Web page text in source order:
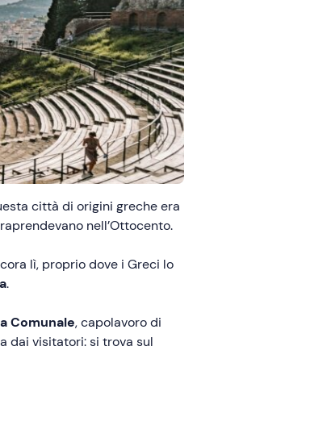
città di origini greche era
nell’Ottocento.
lì, proprio dove i Greci lo
.
Comunale, capolavoro di
dai visitatori: si trova sul